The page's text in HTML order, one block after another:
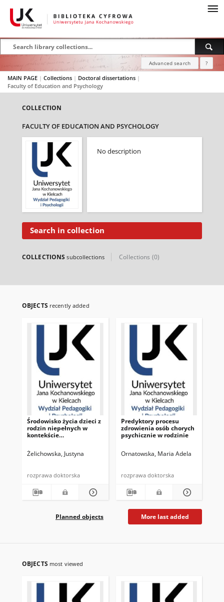
Advanced search ?
MAIN PAGE | Collections | Doctoral dissertations |
Faculty of Education and Psychology
COLLECTION
FACULTY OF EDUCATION AND PSYCHOLOGY
No description
Search in collection
COLLECTIONSsubcollections Collections (0)
OBJECTS recently added
Środowisko życia dzieci z
rodzin niepełnych w
kontekście
społecznym
Żelichowska, Justyna
rozprawa doktorska
Predyktory procesu
zdrowienia osób chorych
psychicznie w rodzinie
Ornatowska, Maria Adela
rozprawa doktorska
Planned objects More last added
OBJECTS most viewed